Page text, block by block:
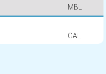
MBL
GAL